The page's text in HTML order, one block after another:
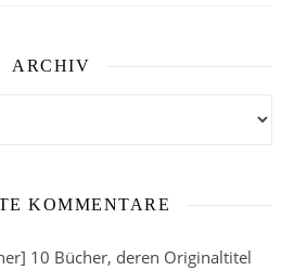
ARCHIV
KOMMENTARE
10 Bücher, deren Originaltitel